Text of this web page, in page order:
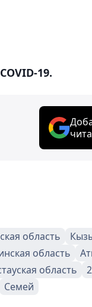
19.
область
область
область
Семей